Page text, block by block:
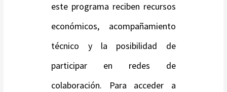
este programa reciben recursos
económicos, acompañamiento
técnico y la posibilidad de
participar en redes de
colaboración. Para acceder a